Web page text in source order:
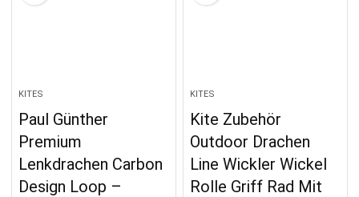
KITES
Paul Günther
Premium
Lenkdrachen Carbon
Design Loop –
KITES
Kite Zubehör
Outdoor Drachen
Line Wickler Wickel
Rolle Griff Rad Mit